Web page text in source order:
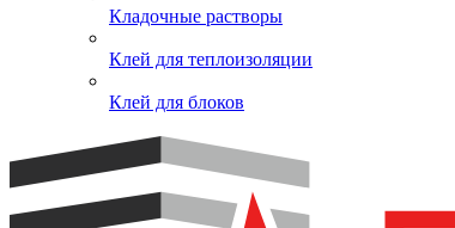
Кладочные растворы
Клей для теплоизоляции
Клей для блоков